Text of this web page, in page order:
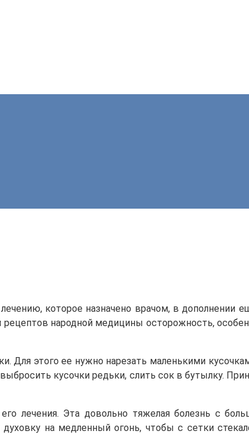
которое назначено врачом, в дополнении
народной медицины осторожность,
Для этого ее нужно нарезать маленькими
кусочки редьки, слить сок в бутылку.
лечения. Эта довольно тяжелая болезнь с
на медленный огонь, чтобы с сетки